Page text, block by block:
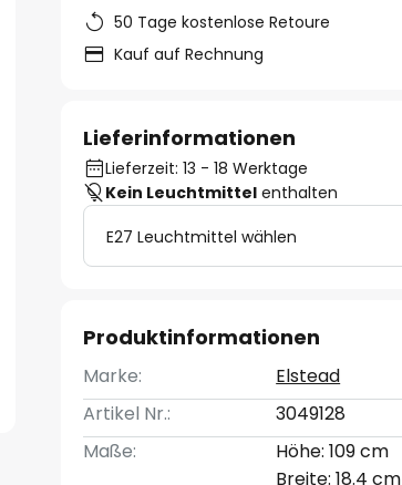
50 Tage kostenlose Retoure
Kauf auf Rechnung
Lieferinformationen
Lieferzeit: 13 - 18 Werktage
Kein Leuchtmittel enthalten
E27 Leuchtmittel wählen
Produktinformationen
Marke:
Elstead
Artikel Nr.:
3049128
Maße:
Höhe: 109 cm
Breite: 18.4 cm